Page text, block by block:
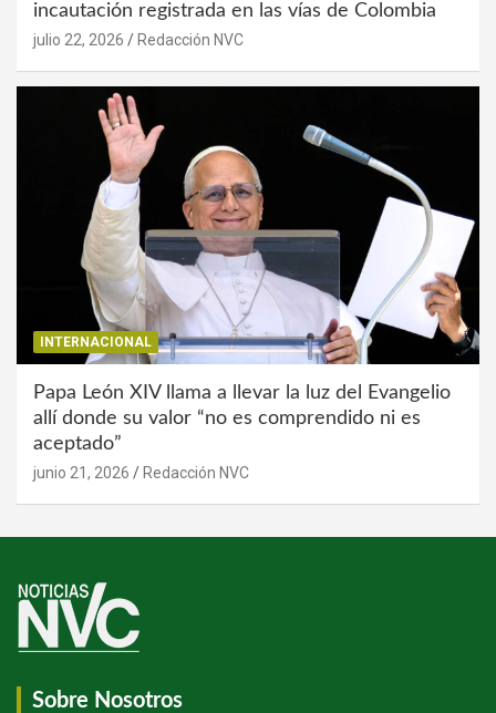
incautación registrada en las vías de Colombia
julio 22, 2026 Redacción NVC
INTERNACIONAL
Papa León XIV llama a llevar la luz del Evangelio
allí donde su valor “no es comprendido ni es
aceptado”
junio 21, 2026 Redacción NVC
Sobre Nosotros